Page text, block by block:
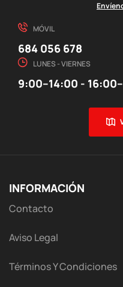
MÓVIL
684 056 678
LUNES - VIERNES
9:00–14:00 -
INFORMACIÓN
Contacto
Aviso Legal
Términos Y Condiciones